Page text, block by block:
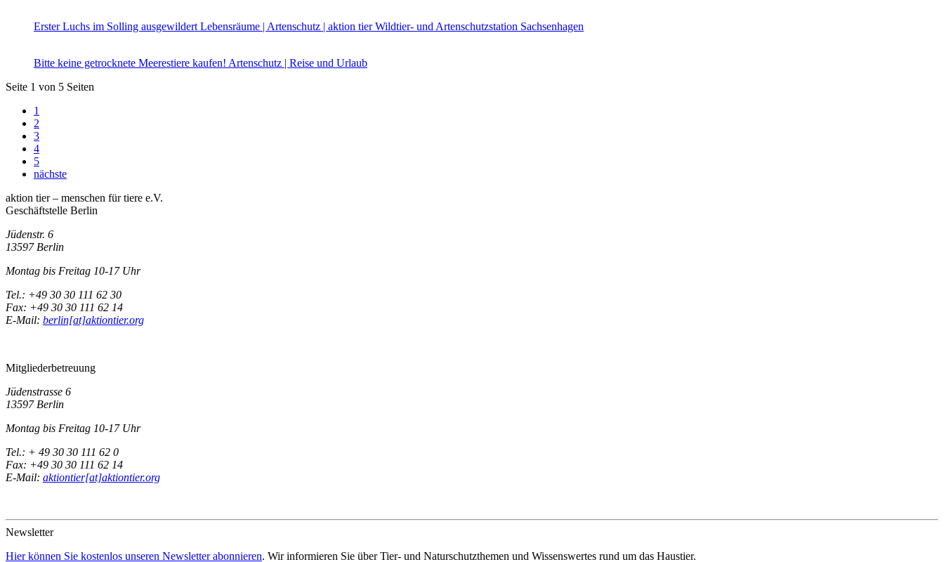
Erster Luchs im Solling ausgewildert Lebensräume | Artenschutz | aktion tier Wildtier- und Artenschutzstation Sachsenhagen
Bitte keine getrocknete Meerestiere kaufen! Artenschutz | Reise und Urlaub
Seite 1 von 5 Seiten
1
2
3
4
5
nächste
aktion tier – menschen für tiere e.V.
Geschäftstelle Berlin
Jüdenstr. 6
13597 Berlin
Montag bis Freitag 10-17 Uhr
Tel.: +49 30 30 111 62 30
Fax: +49 30 30 111 62 14
E-Mail: berlin[at]aktiontier.org
Mitgliederbetreuung
Jüdenstrasse 6
13597 Berlin
Montag bis Freitag 10-17 Uhr
Tel.: + 49 30 30 111 62 0
Fax: +49 30 30 111 62 14
E-Mail: aktiontier[at]aktiontier.org
Newsletter
Hier können Sie kostenlos unseren Newsletter abonnieren. Wir informieren Sie über Tier- und Naturschutzthemen und Wissenswertes rund um das Haustier.